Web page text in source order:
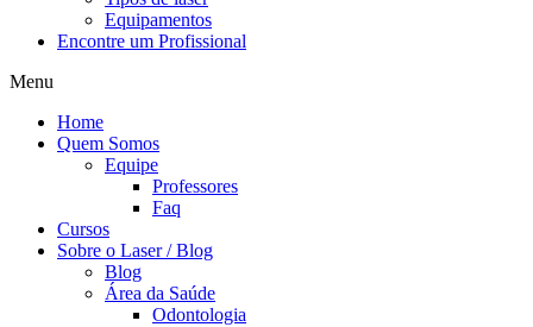
Equipamentos
Encontre um Profissional
Menu
Home
Quem Somos
Equipe
Professores
Faq
Cursos
Sobre o Laser / Blog
Blog
Área da Saúde
Odontologia